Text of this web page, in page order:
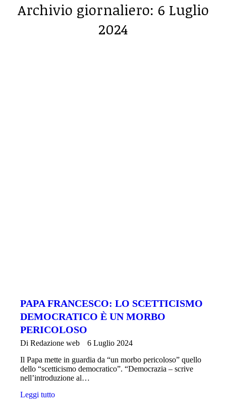
Archivio giornaliero: 6 Luglio
2024
PAPA FRANCESCO: LO SCETTICISMO
DEMOCRATICO È UN MORBO
PERICOLOSO
Di Redazione web
6 Luglio 2024
Il Papa mette in guardia da “un morbo pericoloso” quello
dello “scetticismo democratico”. “Democrazia – scrive
nell’introduzione al…
Leggi tutto